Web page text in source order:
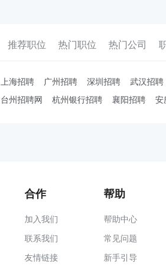
推荐职位 热门职位 热门公司
上海招聘 广州招聘 深圳招聘
武汉招聘
台州招聘网 杭州银行招聘 襄阳招聘 安
合作
加入我们
联系我们
友情链接
帮助
帮助中心
常见问题
新手引导